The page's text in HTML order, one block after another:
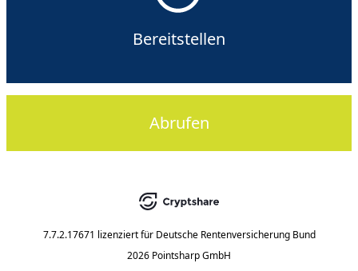
Bereitstellen
Abrufen
7.7.2.17671 lizenziert für Deutsche Rentenversicherung Bund
2026 Pointsharp GmbH